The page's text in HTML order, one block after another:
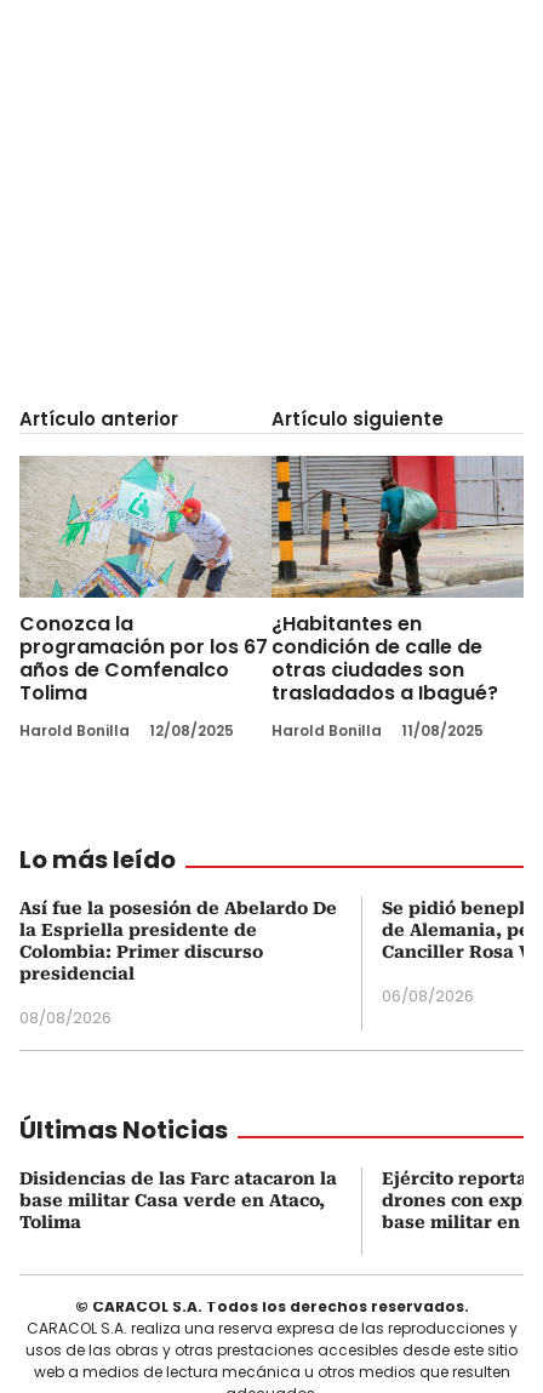
Artículo anterior
Conozca la
programación por los 67
años de Comfenalco
Tolima
Harold Bonilla 12/08/2025
Artículo siguiente
¿Habitantes en
condición de calle de
otras ciudades son
trasladados a Ibagué?
Harold Bonilla 11/08/2025
Lo más leído
Así fue la posesión de Abelardo De
la Espriella presidente de
Colombia: Primer discurso
presidencial
08/08/2026
Se pidió
de Alemania,
Canciller Rosa
06/08/2026
Últimas Noticias
Disidencias de las Farc atacaron la
base militar Casa verde en Ataco,
Tolima
Ejército reporta
drones con
base militar en
© CARACOL S.A. Todos los derechos reservados.
CARACOL S.A. realiza una reserva expresa de las reproducciones y
usos de las obras y otras prestaciones accesibles desde este sitio
web a medios de lectura mecánica u otros medios que resulten